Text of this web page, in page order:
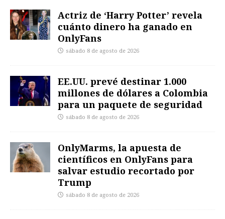
Actriz de ‘Harry Potter’ revela
cuánto dinero ha ganado en
OnlyFans
sábado 8 de agosto de 2026
EE.UU. prevé destinar 1.000
millones de dólares a Colombia
para un paquete de seguridad
sábado 8 de agosto de 2026
OnlyMarms, la apuesta de
científicos en OnlyFans para
salvar estudio recortado por
Trump
sábado 8 de agosto de 2026